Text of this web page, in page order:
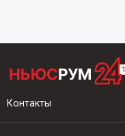
Контакты